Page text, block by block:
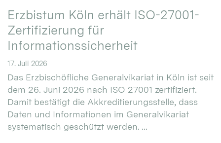
Erzbistum Köln erhält ISO-27001-
Zertifizierung für
Informationssicherheit
17. Juli 2026
Das Erzbischöfliche Generalvikariat in Köln ist seit
dem 26. Juni 2026 nach ISO 27001 zertifiziert.
Damit bestätigt die Akkreditierungsstelle, dass
Daten und Informationen im Generalvikariat
systematisch geschützt werden. ...